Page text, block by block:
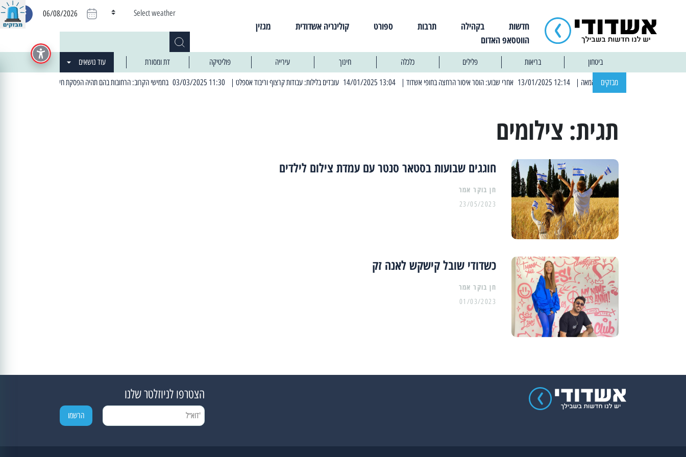
חדשות בקהילה תרבות ספורט קולינריה אשדודית
מגזין
הווטסאפ האדום
Select weather
06/08/2026
ביטחון בריאות פלילים כלכלה חינוך עירייה פוליטיקה דת ומסורת עוד נושאים
מבזקים | 12:14 13/01/2025 אחרי שבוע: הוסר איסור הרחצה בחופי אשדוד | 13:04 14/01/2025 עובדים בלילות: עבודות קרצוף וריבוד אספלט | 11:30 03/03/2025 בחמישי הקרוב: הרחובות בהם תהיה הפסקת חשמל יזומה
תגית: צילומים
חוגגים שבועות בסטאר סנטר עם עמדת צילום לילדים
23/05/2023
כשדודי שובל קישקש לאנה זק
01/03/2023
הצטרפו לניוזלטר שלנו